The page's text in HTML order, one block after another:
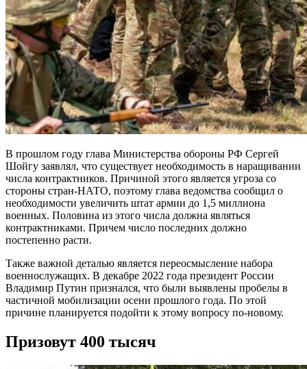
В прошлом году глава Министерства обороны РФ Сергей
Шойгу заявлял, что существует необходимость в наращивании
числа контрактников. Причиной этого является угроза со
стороны стран-НАТО, поэтому глава ведомства сообщил о
необходимости увеличить штат армии до 1,5 миллиона
военных. Половина из этого числа должна являться
контрактниками. Причем число последних должно
постепенно расти.
Также важной деталью является переосмысление набора
военнослужащих. В декабре 2022 года президент России
Владимир Путин признался, что были выявлены пробелы в
частичной мобилизации осени прошлого года. По этой
причине планируется подойти к этому вопросу по-новому.
Призовут 400 тысяч